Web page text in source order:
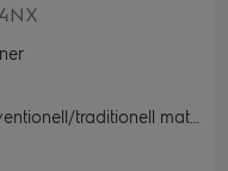
Bakning med fukt, Pizza/Paj, Varmluft, Snabbgrill